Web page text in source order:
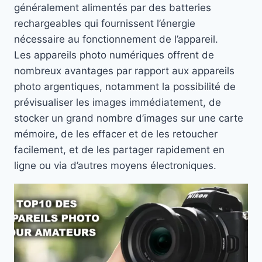
généralement alimentés par des batteries
rechargeables qui fournissent l’énergie
nécessaire au fonctionnement de l’appareil.
Les appareils photo numériques offrent de
nombreux avantages par rapport aux appareils
photo argentiques, notamment la possibilité de
prévisualiser les images immédiatement, de
stocker un grand nombre d’images sur une carte
mémoire, de les effacer et de les retoucher
facilement, et de les partager rapidement en
ligne ou via d’autres moyens électroniques.